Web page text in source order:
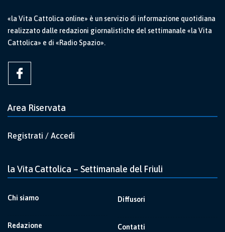
«la Vita Cattolica online» è un servizio di informazione quotidiana
realizzato dalle redazioni giornalistiche del settimanale «la Vita
Cattolica» e di «Radio Spazio».
Area Riservata
Registrati / Accedi
la Vita Cattolica – Settimanale del Friuli
Chi siamo
Redazione
Diffusori
Contatti